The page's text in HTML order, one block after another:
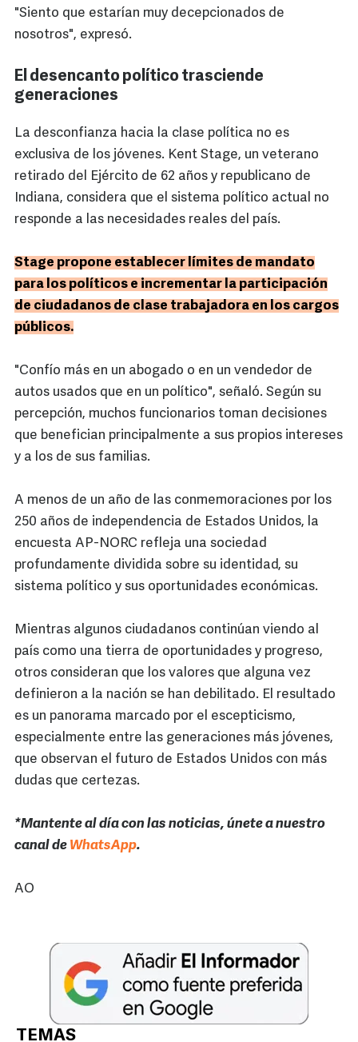
"Siento que estarían muy decepcionados de
nosotros", expresó.
El desencanto político trasciende
generaciones
La desconfianza hacia la clase política no es
exclusiva de los jóvenes. Kent Stage, un veterano
retirado del Ejército de 62 años y republicano de
Indiana, considera que el sistema político actual no
responde a las necesidades reales del país.
Stage propone establecer límites de mandato
para los políticos e incrementar la participación
de ciudadanos de clase trabajadora en los cargos
públicos.
"Confío más en un abogado o en un vendedor de
autos usados que en un político", señaló. Según su
percepción, muchos funcionarios toman decisiones
que benefician principalmente a sus propios intereses
y a los de sus familias.
A menos de un año de las conmemoraciones por los
250 años de independencia de Estados Unidos, la
encuesta AP-NORC refleja una sociedad
profundamente dividida sobre su identidad, su
sistema político y sus oportunidades económicas.
Mientras algunos ciudadanos continúan viendo al
país como una tierra de oportunidades y progreso,
otros consideran que los valores que alguna vez
definieron a la nación se han debilitado. El resultado
es un panorama marcado por el escepticismo,
especialmente entre las generaciones más jóvenes,
que observan el futuro de Estados Unidos con más
dudas que certezas.
*Mantente al día con las noticias, únete a nuestro
canal de WhatsApp.
AO
TEMAS